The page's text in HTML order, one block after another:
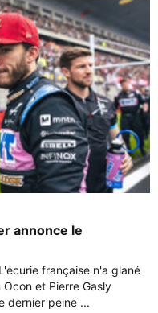
annonce le
française n'a glané
et Pierre Gasly
dernier peine ...